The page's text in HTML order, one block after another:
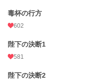
毒杯の行方
602
陛下の決断1
581
陛下の決断2